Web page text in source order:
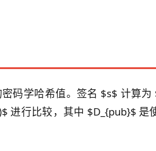
码学哈希值。签名 $s$ 计算为
进行比较，其中 $D_{pub}$ 是